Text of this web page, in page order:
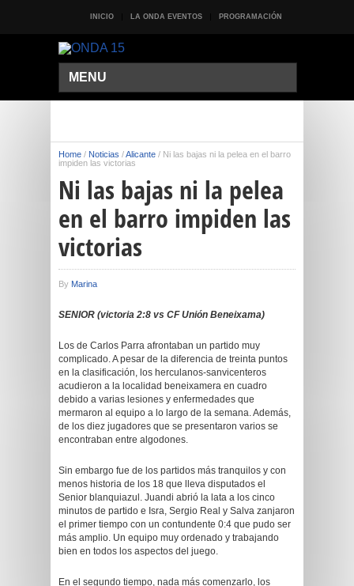
INICIO LA ONDA EVENTOS PROGRAMACIÓN
MENU
Home / Noticias /Alicante / Ni las bajas ni la pelea en el barro
impiden las victorias
Ni las bajas ni la pelea
en el barro impiden las
victorias
By Marina
SENIOR (victoria 2:8 vs CF Unión Beneixama)
Los de Carlos Parra afrontaban un partido muy
complicado. A pesar de la diferencia de treinta puntos
en la clasificación, los herculanos-sanvicenteros
acudieron a la localidad beneixamera en cuadro
debido a varias lesiones y enfermedades que
mermaron al equipo a lo largo de la semana. Además,
de los diez jugadores que se presentaron varios se
encontraban entre algodones.
Sin embargo fue de los partidos más tranquilos y con
menos historia de los 18 que lleva disputados el
Senior blanquiazul. Juandi abrió la lata a los cinco
minutos de partido e Isra, Sergio Real y Salva zanjaron
el primer tiempo con un contundente 0:4 que pudo ser
más amplio. Un equipo muy ordenado y trabajando
bien en todos los aspectos del juego.
En el segundo tiempo, nada más comenzarlo, los